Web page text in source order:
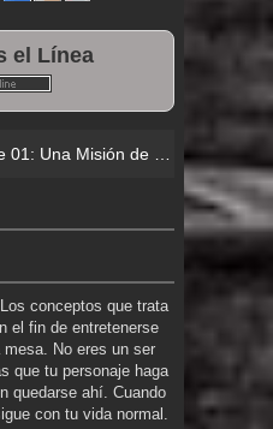
el Línea
Una Misión de Locos
conceptos que trata
el fin de entretenerse
No eres un ser
que tu personaje haga
quedarse ahí. Cuando
con tu vida normal.